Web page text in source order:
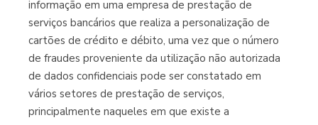
informação em uma empresa de prestação de
serviços bancários que realiza a personalização de
cartões de crédito e débito, uma vez que o número
de fraudes proveniente da utilização não autorizada
de dados confidenciais pode ser constatado em
vários setores de prestação de serviços,
principalmente naqueles em que existe a